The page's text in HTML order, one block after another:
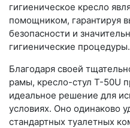
гигиеническое кресло
помощником, гарантируя
безопасности и
гигиенические процедуры.
Благодаря своей
рамы, кресло-стул T-50U
идеальное решение для
условиях. Оно одинаково
стандартных туалетных